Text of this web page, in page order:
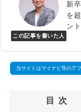
この記事を書いた人
新
を
ン
当サイトはマイナビ等のア
目次